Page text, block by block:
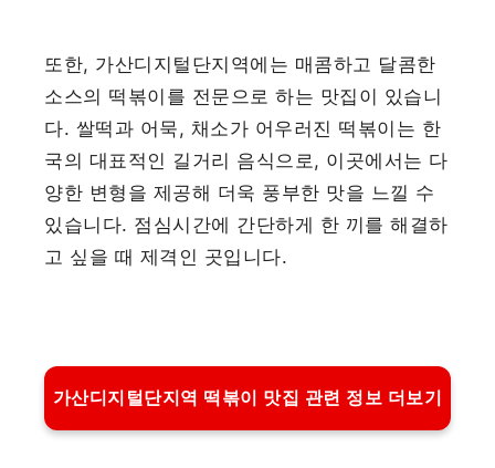
또한, 가산디지털단지역에는 매콤하고 달콤한
소스의 떡볶이를 전문으로 하는 맛집이 있습니
다. 쌀떡과 어묵, 채소가 어우러진 떡볶이는 한
국의 대표적인 길거리 음식으로, 이곳에서는 다
양한 변형을 제공해 더욱 풍부한 맛을 느낄 수
있습니다. 점심시간에 간단하게 한 끼를 해결하
고 싶을 때 제격인 곳입니다.
가산디지털단지역 떡볶이 맛집 관련 정보 더보기